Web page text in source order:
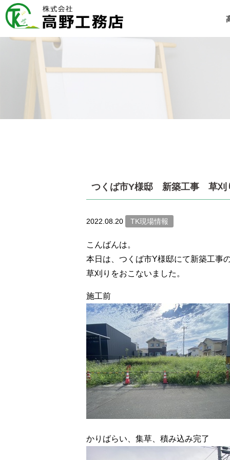
つくば市Y様邸 新築工事 草刈
2022.08.20 TK現場情報
こんばんは。
本日は、つくば市Y様邸にて新築工事
草刈りをおこないました。
施工前
かりばらい、集草、積み込み完了